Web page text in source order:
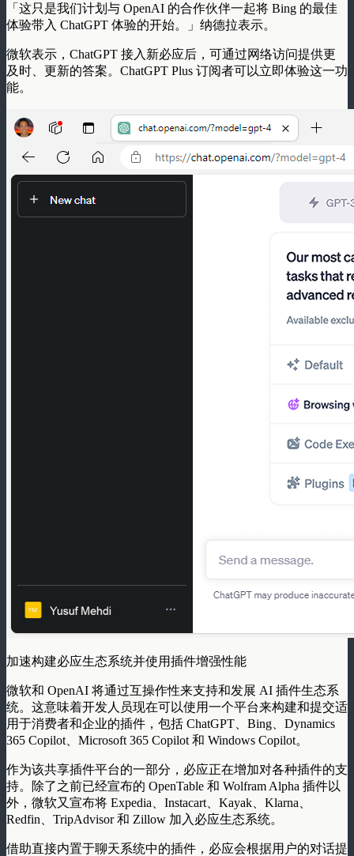
「这只是我们计划与 OpenAI 的合作伙伴一起将 Bing 的最佳
体验带入 ChatGPT 体验的开始。」纳德拉表示。
微软表示，ChatGPT 接入新必应后，可通过网络访问提供更
及时、更新的答案。ChatGPT Plus 订阅者可以立即体验这一功
能。
加速构建必应生态系统并使用插件增强性能
微软和 OpenAI 将通过互操作性来支持和发展 AI 插件生态系
统。这意味着开发人员现在可以使用一个平台来构建和提交适
用于消费者和企业的插件，包括 ChatGPT、Bing、Dynamics
365 Copilot、Microsoft 365 Copilot 和 Windows Copilot。
作为该共享插件平台的一部分，必应正在增加对各种插件的支
持。除了之前已经宣布的 OpenTable 和 Wolfram Alpha 插件以
外，微软又宣布将 Expedia、Instacart、Kayak、Klarna、
Redfin、TripAdvisor 和 Zillow 加入必应生态系统。
借助直接内置于聊天系统中的插件，必应会根据用户的对话提